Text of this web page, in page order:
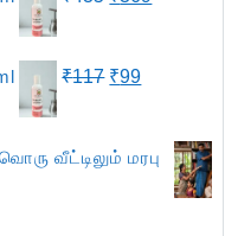
₹801.₹679.
₹435.
₹117 Original
₹117.
₹99Current
₹99.
வீட்டிலும் மரபு